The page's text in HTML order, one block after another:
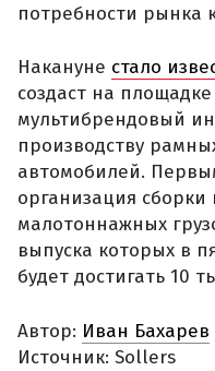
потребности рынка
Накануне стало
создаст на
мультибрендовый
производству
автомобилей.
организация
малотоннажных
выпуска которых в
будет достигать 10
Автор: Иван Бахарев
Источник: Sollers